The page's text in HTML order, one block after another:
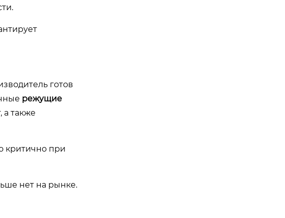
готов
режущие
а также
критично при
нет на рынке.